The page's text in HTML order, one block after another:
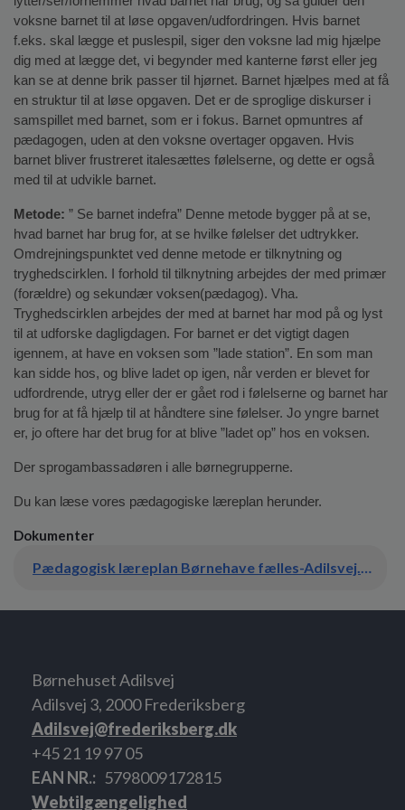
voksne barnet til at løse opgaven/udfordringen. Hvis barnet
f.eks. skal lægge et puslespil, siger den voksne lad mig hjælpe
dig med at lægge det, vi begynder med kanterne først eller jeg
kan se at denne brik passer til hjørnet. Barnet hjælpes med at få
en struktur til at løse opgaven. Det er de sproglige diskurser i
samspillet med barnet, som er i fokus. Barnet opmuntres af
pædagogen, uden at den voksne overtager opgaven. Hvis
barnet bliver frustreret italesættes følelserne, og dette er også
med til at udvikle barnet.
Metode: ” Se barnet indefra” Denne metode bygger på at se,
hvad barnet har brug for, at se hvilke følelser det udtrykker.
Omdrejningspunktet ved denne metode er tilknytning og
tryghedscirklen. I forhold til tilknytning arbejdes der med primær
(forældre) og sekundær voksen(pædagog). Vha.
Tryghedscirklen arbejdes der med at barnet har mod på og lyst
til at udforske dagligdagen. For barnet er det vigtigt dagen
igennem, at have en voksen som ”lade station”. En som man
kan sidde hos, og blive ladet op igen, når verden er blevet for
udfordrende, utryg eller der er gået rod i følelserne og barnet har
brug for at få hjælp til at håndtere sine følelser. Jo yngre barnet
er, jo oftere har det brug for at blive ”ladet op” hos en voksen.
Der sprogambassadøren i alle børnegrupperne.
Du kan læse vores pædagogiske læreplan herunder.
Dokumenter
Pædagogisk læreplan Børnehave fælles-Adilsvej.pdf
Børnehuset Adilsvej
Adilsvej 3, 2000 Frederiksberg
Adilsvej@frederiksberg.dk
+45 21 19 97 05
EAN NR.
5798009172815
Webtilgængelighed